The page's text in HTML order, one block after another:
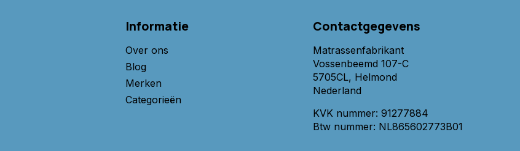
Informatie
Over ons
Blog
Merken
Categorieën
Contactgegevens
Matrassenfabrikant
Vossenbeemd 107-C
5705CL, Helmond
Nederland
KVK nummer: 91277884
Btw nummer: NL865602773B01